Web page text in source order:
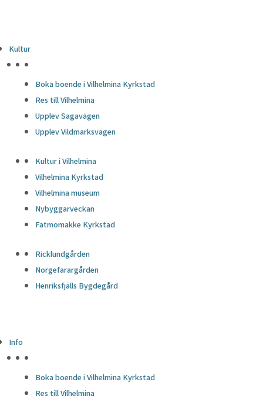
Kultur
Boka boende i Vilhelmina Kyrkstad
Res till Vilhelmina
Upplev Sagavägen
Upplev Vildmarksvägen
Kultur i Vilhelmina
Vilhelmina Kyrkstad
Vilhelmina museum
Nybyggarveckan
Fatmomakke Kyrkstad
Ricklundgården
Norgefarargården
Henriksfjälls Bygdegård
Info
Boka boende i Vilhelmina Kyrkstad
Res till Vilhelmina